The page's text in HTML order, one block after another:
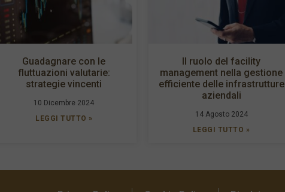
Guadagnare con le
fluttuazioni valutarie:
strategie vincenti
10 Dicembre 2024
LEGGI TUTTO »
Il ruolo del facility
management nella gestione
efficiente delle infrastrutture
aziendali
14 Agosto 2024
LEGGI TUTTO »